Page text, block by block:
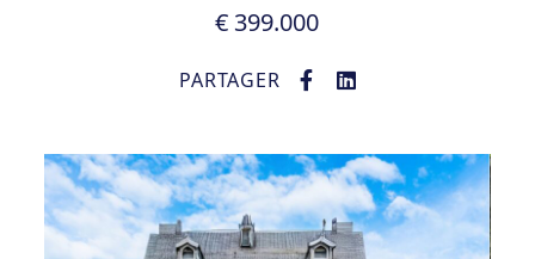
€ 399.000
PARTAGER